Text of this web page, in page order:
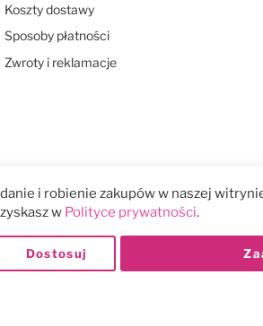
Koszty dostawy
Sposoby płatności
Zwroty i reklamacje
i robienie zakupów w naszej
w Polityce prywatności.
Dostosuj